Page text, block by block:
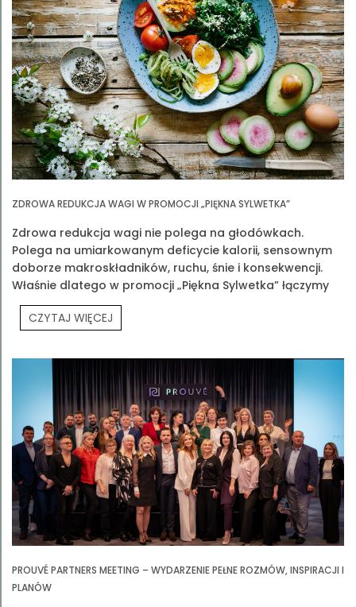
ZDROWA REDUKCJA WAGI W PROMOCJI „PIĘKNA SYLWETKA”
Zdrowa redukcja wagi nie polega na głodówkach.
Polega na umiarkowanym deficycie kalorii, sensownym
doborze makroskładników, ruchu, śnie i konsekwencji.
Właśnie dlatego w promocji „Piękna Sylwetka” łączymy
edukację z praktyką
CZYTAJ WIĘCEJ
PROUVÉ PARTNERS MEETING – WYDARZENIE PEŁNE ROZMÓW, INSPIRACJI I
PLANÓW